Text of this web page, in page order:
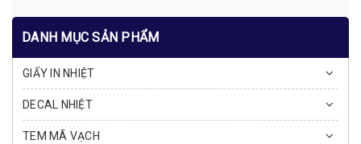
DANH MỤC SẢN PHẨM
GIẤY IN NHIỆT
DECAL NHIỆT
TEM MÃ VẠCH